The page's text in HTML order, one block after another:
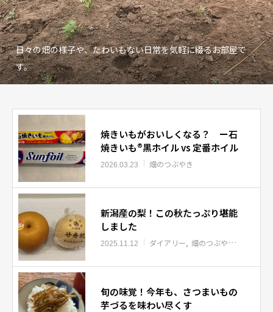
日々の畑の様子や、たわいもない日常を気軽に綴るお部屋で
す。
焼きいもがおいしくなる？ ー石
焼きいも®黒ホイル vs 定番ホイル
2026.03.23 畑のつぶやき
新潟産の梨！この秋たっぷり堪能
しました
2025.11.12 ダイアリー 畑のつぶやき
旬の味覚！今年も、さつまいもの
芋づるを味わい尽くす